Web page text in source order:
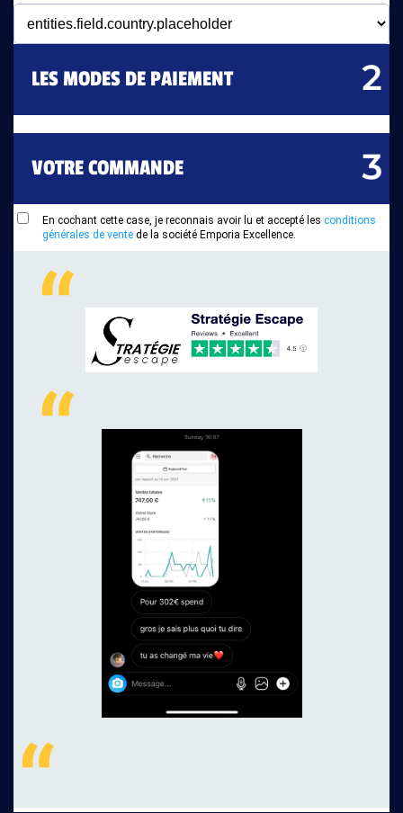
LES MODES DE PAIEMENT
VOTRE COMMANDE
En cochant cette case, je reconnais avoir lu et accepté les conditions
générales de vente de la société Emporia Excellence.